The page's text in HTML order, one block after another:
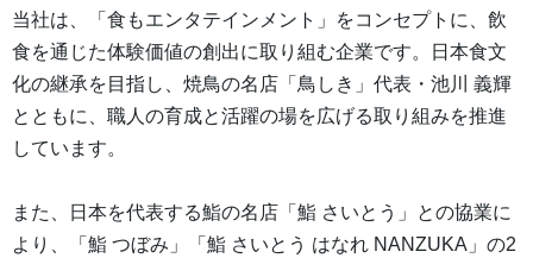
当社は、「食もエンタテインメント」をコンセプトに、飲
食を通じた体験価値の創出に取り組む企業です。日本食文
化の継承を目指し、焼鳥の名店「鳥しき」代表・池川 義輝
とともに、職人の育成と活躍の場を広げる取り組みを推進
しています。
また、日本を代表する鮨の名店「鮨 さいとう」との協業に
より、「鮨 つぼみ」「鮨 さいとう はなれ NANZUKA」の2